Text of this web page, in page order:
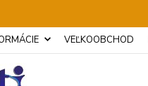
VEĽKOOBCHOD